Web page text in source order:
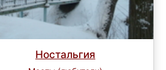
Ностальгия